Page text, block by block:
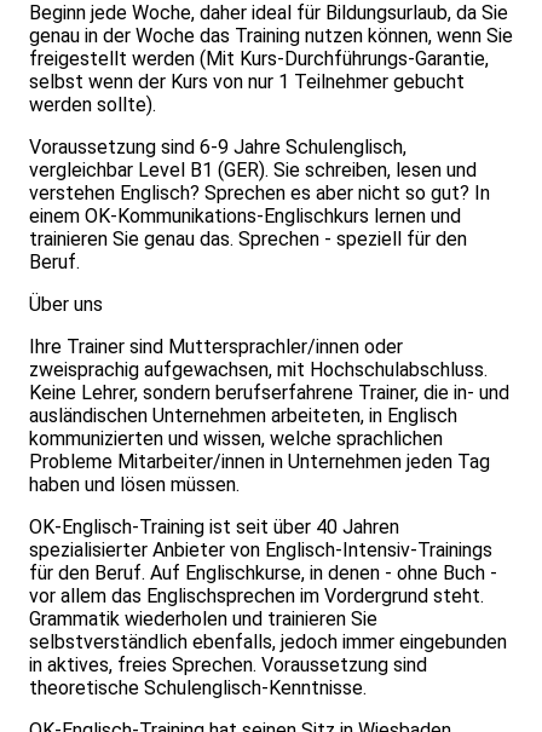
Beginn jede Woche, daher ideal für Bildungsurlaub, da Sie
genau in der Woche das Training nutzen können, wenn Sie
freigestellt werden (Mit Kurs-Durchführungs-Garantie,
selbst wenn der Kurs von nur 1 Teilnehmer gebucht
werden sollte).
Voraussetzung sind 6-9 Jahre Schulenglisch,
vergleichbar Level B1 (GER). Sie schreiben, lesen und
verstehen Englisch? Sprechen es aber nicht so gut? In
einem OK-Kommunikations-Englischkurs lernen und
trainieren Sie genau das. Sprechen - speziell für den
Beruf.
Über uns
Ihre Trainer sind Muttersprachler/innen oder
zweisprachig aufgewachsen, mit Hochschulabschluss.
Keine Lehrer, sondern berufserfahrene Trainer, die in- und
ausländischen Unternehmen arbeiteten, in Englisch
kommunizierten und wissen, welche sprachlichen
Probleme Mitarbeiter/innen in Unternehmen jeden Tag
haben und lösen müssen.
OK-Englisch-Training ist seit über 40 Jahren
spezialisierter Anbieter von Englisch-Intensiv-Trainings
für den Beruf. Auf Englischkurse, in denen - ohne Buch -
vor allem das Englischsprechen im Vordergrund steht.
Grammatik wiederholen und trainieren Sie
selbstverständlich ebenfalls, jedoch immer eingebunden
in aktives, freies Sprechen. Voraussetzung sind
theoretische Schulenglisch-Kenntnisse.